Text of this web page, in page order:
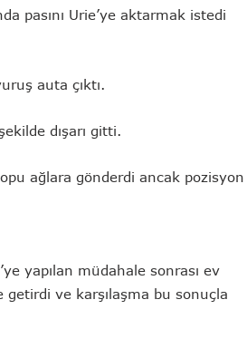
pasını Urie’ye aktarmak istedi
auta çıktı.
dışarı gitti.
ağlara gönderdi ancak pozisyon
yapılan müdahale sonrası ev
getirdi ve karşılaşma bu sonuçla